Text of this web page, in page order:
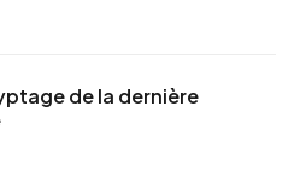
de la dernière